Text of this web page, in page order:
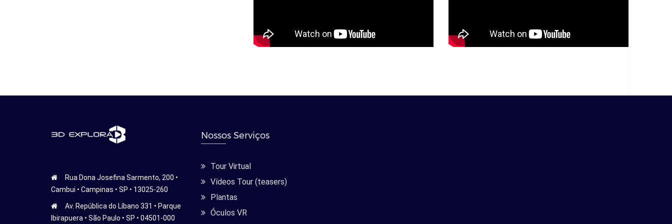
Rua Dona Josefina Sarmento, 200 •
Cambui • Campinas • SP • 13025-260
Av. República do Líbano 331 • Parque
Ibirapuera • São Paulo • SP • 04501-000
Nossos Serviços
Tour Virtual
Vídeos Tour (teasers)
Plantas
Óculos VR